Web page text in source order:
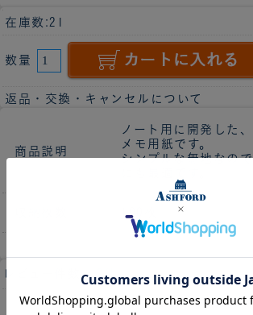
在庫数:21
数量
返品・交換・キャンセルについて
商品説明
ノート用に開発した
メモ用紙です。
シンプルな無地なの
100枚
レビュー件数： 2件
この商品の平均評価：